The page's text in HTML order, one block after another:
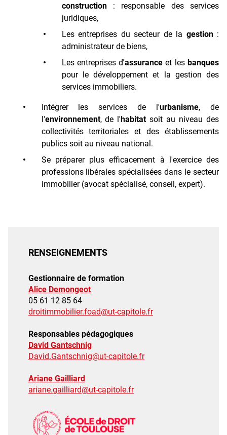
construction: responsable des services
juridiques,
Les entreprises du secteur de la gestion:
administrateur de biens,
Les entreprises d'assurance et lesbanques
pour le développement et la gestion des
services immobiliers.
Intégrer les services de l'urbanisme, de
l'environnement, de l' habitatsoit au niveau des
collectivités territoriales et des établissements
publics soit au niveau national.
Se préparer plus efficacement à l'exercice des
professions libérales spécialisées dans le secteur
immobilier (avocat spécialisé, conseil, expert).
RENSEIGNEMENTS
Gestionnaire de formation
Alice Demongeot
05 61 12 85 64
droitimmobilier.foad@ut-capitole.fr
Responsables pédagogiques
David Gantschnig
David.Gantschnig@ut-capitole.fr
Ariane Gailliard
ariane.gailliard@ut-capitole.fr